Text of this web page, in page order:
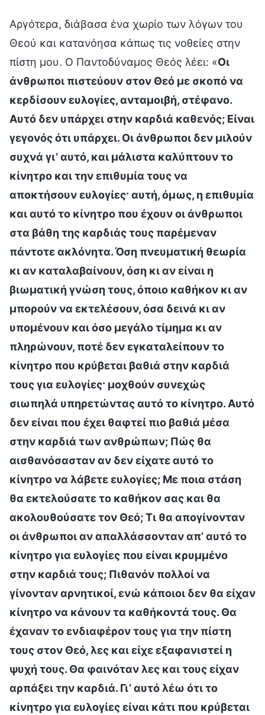
Αργότερα, διάβασα ένα χωρίο των λόγων του
Θεού και κατανόησα κάπως τις νοθείες στην
πίστη μου. Ο Παντοδύναμος Θεός λέει: «Οι
άνθρωποι πιστεύουν στον Θεό με σκοπό να
κερδίσουν ευλογίες, ανταμοιβή, στέφανο.
Αυτό δεν υπάρχει στην καρδιά καθενός; Είναι
γεγονός ότι υπάρχει. Οι άνθρωποι δεν μιλούν
συχνά γι’ αυτό, και μάλιστα καλύπτουν το
κίνητρο και την επιθυμία τους να
αποκτήσουν ευλογίες· αυτή, όμως, η επιθυμία
και αυτό το κίνητρο που έχουν οι άνθρωποι
στα βάθη της καρδιάς τους παρέμεναν
πάντοτε ακλόνητα. Όση πνευματική θεωρία
κι αν καταλαβαίνουν, όση κι αν είναι η
βιωματική γνώση τους, όποιο καθήκον κι αν
μπορούν να εκτελέσουν, όσα δεινά κι αν
υπομένουν και όσο μεγάλο τίμημα κι αν
πληρώνουν, ποτέ δεν εγκαταλείπουν το
κίνητρο που κρύβεται βαθιά στην καρδιά
τους για ευλογίες· μοχθούν συνεχώς
σιωπηλά υπηρετώντας αυτό το κίνητρο. Αυτό
δεν είναι που έχει θαφτεί πιο βαθιά μέσα
στην καρδιά των ανθρώπων; Πώς θα
αισθανόσασταν αν δεν είχατε αυτό το
κίνητρο να λάβετε ευλογίες; Με ποια στάση
θα εκτελούσατε το καθήκον σας και θα
ακολουθούσατε τον Θεό; Τι θα απογίνονταν
οι άνθρωποι αν απαλλάσσονταν απ’ αυτό το
κίνητρο για ευλογίες που είναι κρυμμένο
στην καρδιά τους; Πιθανόν πολλοί να
γίνονταν αρνητικοί, ενώ κάποιοι δεν θα είχαν
κίνητρο να κάνουν τα καθήκοντά τους. Θα
έχαναν το ενδιαφέρον τους για την πίστη
τους στον Θεό, λες και είχε εξαφανιστεί η
ψυχή τους. Θα φαινόταν λες και τους είχαν
αρπάξει την καρδιά. Γι’ αυτό λέω ότι το
κίνητρο για ευλογίες είναι κάτι που κρύβεται